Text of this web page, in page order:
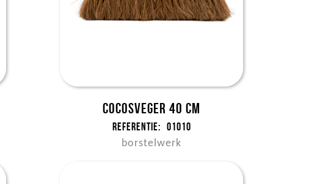
Cocosveger 40 cm
Referentie: 01010
borstelwerk